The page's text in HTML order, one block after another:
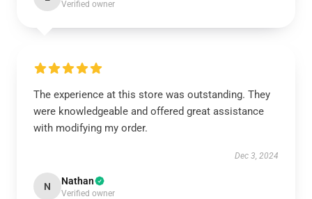
Verified owner
The experience at this store was outstanding. They
were knowledgeable and offered great assistance
with modifying my order.
Dec 3, 2024
N Nathan
Verified owner